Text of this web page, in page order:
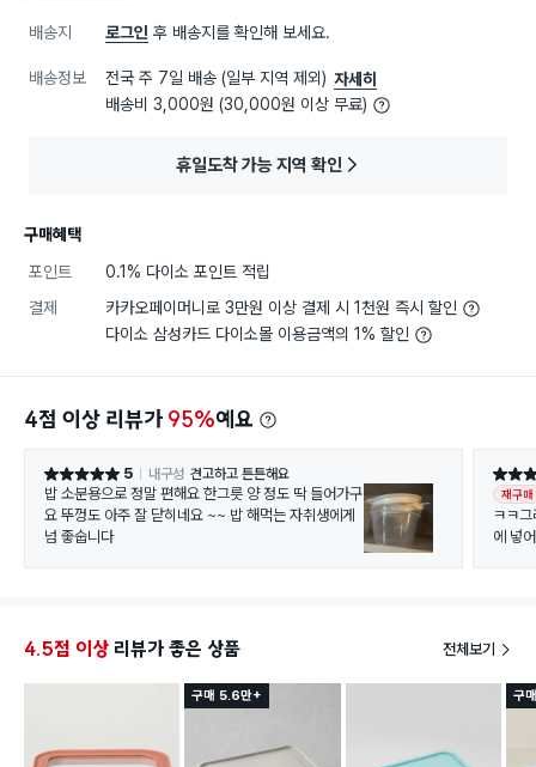
배송지 로그인 후 배송지를 확인해 보세요.
배송정보 전국 주 7일 배송 (일부 지역 제외) 자세히
배송비 3,000원 (30,000원 이상 무료)
휴일도착 가능 지역 확인
구매혜택
포인트
0.1% 다이소 포인트 적립
결제
카카오페이머니로 3만원 이상 결제 시 1천원 즉시 할인
다이소 삼성카드 다이소몰 이용금액의 1% 할인
4점 이상 리뷰가 95%예요
별점 5점 5 내구성 견고하고 튼튼해요
밥 소분용으로 정말 편해요 한그릇 양 정도 딱 들어가구
요 뚜껑도 아주 잘 닫히네요 ~~ 밥 해먹는 자취생에게
넘 좋숩니다
별점 5
재구매
ㅋㅋ
에 넣
4.5점 이상 리뷰가 좋은 상품 전체보기
구매 5.6만+ 구